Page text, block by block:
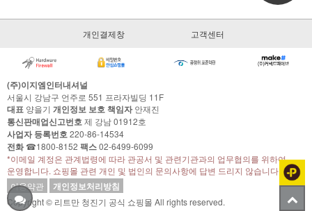
개인결제창 고객센터
(주)이지엠인터내셔널
서울시 강남구 언주로 551 프라자빌딩 11F
대표 양을기 개인정보 보호 책임자안재진
통신판매업신고번호제 강남 01912호
사업자 등록번호220-86-14534
전화☎1800-8152 팩스02-6499-6099
*이메일 계정은 관계법령에 따라 관공서 및 관련기관과의 업무협의를 위하여
운영합니다. 쇼핑몰 관련 개인 및 법인의 문의사항에 답변 드리지 않습니다.
이용약관
개인정보처리방침
Copyright © 리트만 청진기 공식 쇼핑몰 All rights reserved.